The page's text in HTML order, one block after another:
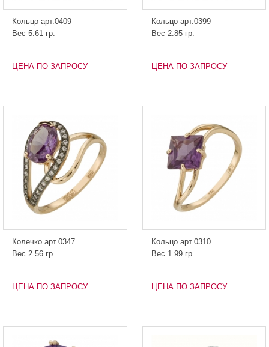
Кольцо арт.0409
Вес 5.61 гр.
ЦЕНА ПО ЗАПРОСУ
Кольцо арт.0399
Вес 2.85 гр.
ЦЕНА ПО ЗАПРОСУ
Колечко арт.0347
Вес 2.56 гр.
ЦЕНА ПО ЗАПРОСУ
Кольцо арт.0310
Вес 1.99 гр.
ЦЕНА ПО ЗАПРОСУ